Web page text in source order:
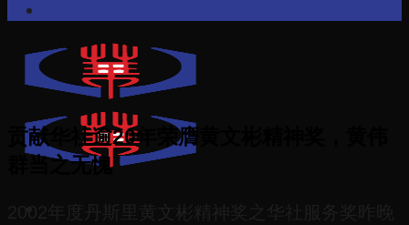
贡献华社逾20年荣膺黄文彬精神奖，黄伟
群当之无愧